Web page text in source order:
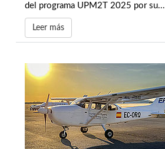
del programa UPM2T 2025 por su...
Leer más